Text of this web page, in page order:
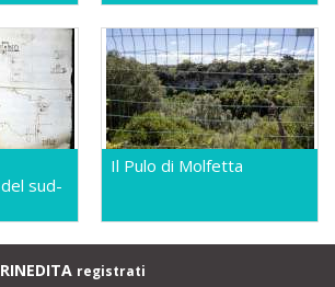
sud-
Il Pulo di Molfetta
registrati